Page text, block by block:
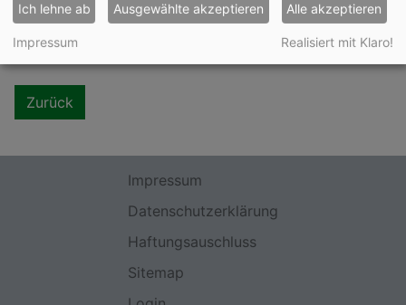
Zurück
Impressum
Datenschutzerklärung
Haftungsauschluss
Sitemap
Ich lehne ab Ausgewählte akzeptieren Alle akzeptieren
Impressum Realisiert mit Klaro!